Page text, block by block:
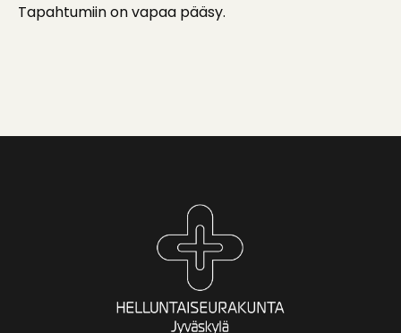
Tapahtumiin on vapaa pääsy.